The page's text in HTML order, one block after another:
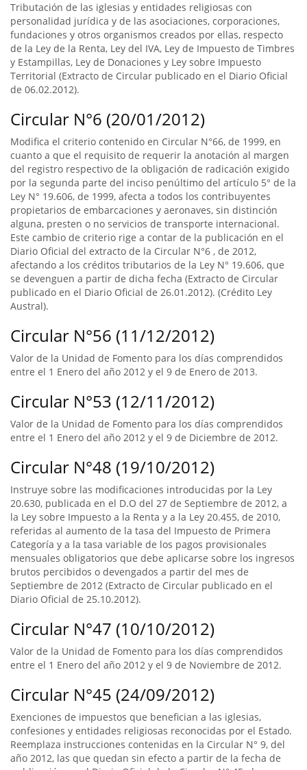
Tributación de las iglesias y entidades religiosas con
personalidad jurídica y de las asociaciones, corporaciones,
fundaciones y otros organismos creados por ellas, respecto
de la Ley de la Renta, Ley del IVA, Ley de Impuesto de Timbres
y Estampillas, Ley de Donaciones y Ley sobre Impuesto
Territorial (Extracto de Circular publicado en el Diario Oficial
de 06.02.2012).
Circular N°6 (20/01/2012)
Modifica el criterio contenido en Circular N°66, de 1999, en
cuanto a que el requisito de requerir la anotación al margen
del registro respectivo de la obligación de radicación exigido
por la segunda parte del inciso penúltimo del artículo 5° de la
Ley N° 19.606, de 1999, afecta a todos los contribuyentes
propietarios de embarcaciones y aeronaves, sin distinción
alguna, presten o no servicios de transporte internacional.
Este cambio de criterio rige a contar de la publicación en el
Diario Oficial del extracto de la Circular N°6 , de 2012,
afectando a los créditos tributarios de la Ley N° 19.606, que
se devenguen a partir de dicha fecha (Extracto de Circular
publicado en el Diario Oficial de 26.01.2012). (Crédito Ley
Austral).
Circular N°56 (11/12/2012)
Valor de la Unidad de Fomento para los días comprendidos
entre el 1 Enero del año 2012 y el 9 de Enero de 2013.
Circular N°53 (12/11/2012)
Valor de la Unidad de Fomento para los días comprendidos
entre el 1 Enero del año 2012 y el 9 de Diciembre de 2012.
Circular N°48 (19/10/2012)
Instruye sobre las modificaciones introducidas por la Ley
20.630, publicada en el D.O del 27 de Septiembre de 2012, a
la Ley sobre Impuesto a la Renta y a la Ley 20.455, de 2010,
referidas al aumento de la tasa del Impuesto de Primera
Categoría y a la tasa variable de los pagos provisionales
mensuales obligatorios que debe aplicarse sobre los ingresos
brutos percibidos o devengados a partir del mes de
Septiembre de 2012 (Extracto de Circular publicado en el
Diario Oficial de 25.10.2012).
Circular N°47 (10/10/2012)
Valor de la Unidad de Fomento para los días comprendidos
entre el 1 Enero del año 2012 y el 9 de Noviembre de 2012.
Circular N°45 (24/09/2012)
Exenciones de impuestos que benefician a las iglesias,
confesiones y entidades religiosas reconocidas por el Estado.
Reemplaza instrucciones contenidas en la Circular N° 9, del
año 2012, las que quedan sin efecto a partir de la fecha de